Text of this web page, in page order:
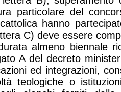
particolare del
hanno
C) deve essere
almeno biennale
A del decreto
ed integrazioni,
teologiche o